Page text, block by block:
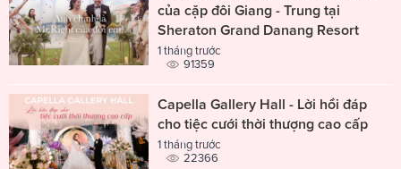
của cặp đôi Giang - Trung tại
Sheraton Grand Danang Resort
1 tháng trước
91359
Capella Gallery Hall - Lời hồi đáp
cho tiệc cưới thời thượng cao cấp
1 tháng trước
22366